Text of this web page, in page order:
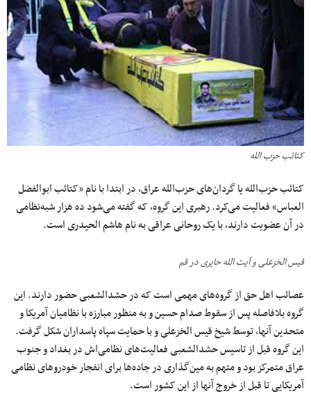
کتائب حزب الله
کتائب حزب‌الله یا گردان‌های حزب‌الله عراق، در ابتدا با نام «کتائب ابوالفضل
العباس» فعالیت می‌کرد. رهبری این گروه، که گفته می‌شود ده هزار شبه‌نظامی
در آن عضویت دارند، با یک روحانی عراقی به نام هاشم الحیدری است.
قیس الخزعلی و آیت الله حایری در قم
عصائب اهل حق از گروه‌های مهمی است که در حشدالشعبی حضور دارند. این
گروه بلافاصله پس از سقوط صدام حسین و به منظور مبارزه با نظامیان آمریکا و
متحدین آنها، توسط شیخ قیس الخزعلی و با حمایت سپاه پاسداران شکل گرفت.
این گروه قبل از تاسیس حشدالشعبی فعالیت‌های نظامی‌اش در بغداد و جنوب
عراق متمرکز بود و متهم به مین‌گذاری در جاده‌ها برای انفجار خودروهای نظامی
آمریکایی تا قبل از خروج آنها از این کشور است.